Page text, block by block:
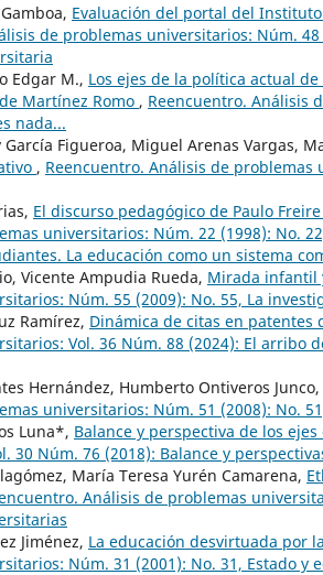
Evaluación del portal del
de problemas universitarios: Núm.
Edgar M., Los ejes de la política actual
Martínez Romo , Reencuentro. Análisis
nada...
García Figueroa, Miguel Arenas Vargas,
, Reencuentro. Análisis de problemas
El discurso pedagógico de Paulo
universitarios: Núm. 22 (1998): No.
La educación como un sistema
Vicente Ampudia Rueda, Mirada infantil
Núm. 55 (2009): No. 55, La
Ramírez, Dinámica de citas en patentes
Vol. 36 Núm. 88 (2024): El arribo
Hernández, Humberto Ontiveros Junco,
universitarios: Núm. 51 (2008): No.
Luna*, Balance y perspectiva de los
30 Núm. 76 (2018): Balance y
María Teresa Yurén Camarena,
Análisis de problemas
Jiménez, La educación desvirtuada por
Núm. 31 (2001): No. 31, Estado y